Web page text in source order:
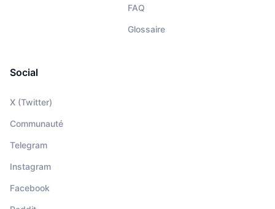
FAQ
Glossaire
Social
X (Twitter)
Communauté
Telegram
Instagram
Facebook